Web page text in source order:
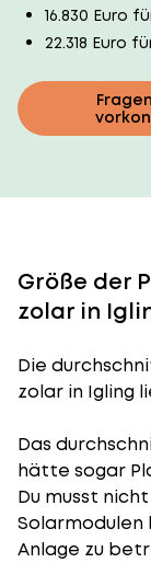
16.830 Euro
22.318 Euro
Größe der
zolar in
Die
zolar in Igling
Das
hätte sogar
Du musst
Solarmodulen
Anlage zu